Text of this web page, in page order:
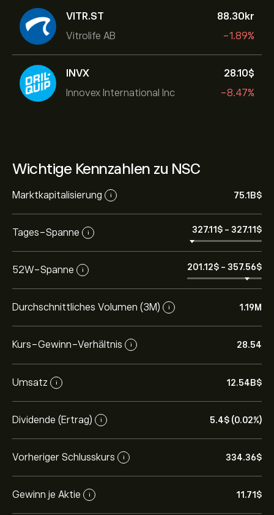
VITR.ST
Vitrolife AB
88.30‎kr‎
-1.89%
INVX
Innovex International Inc
28.10‎$‎
-8.47%
Wichtige Kennzahlen zu NSC
Marktkapitalisierung i 75.1B‎$‎
Tages-Spanne i 327.11‎$‎ - 327.11‎$‎
52W-Spanne i 201.12‎$‎ - 357.56‎$‎
Durchschnittliches Volumen (3M) i 1.19M
Kurs-Gewinn-Verhältnis i 28.54
Umsatz i 12.54B‎$‎
Dividende (Ertrag) i 5.4‎$‎ (0.02%)
Vorheriger Schlusskurs i 334.36‎$‎
Gewinn je Aktie i 11.71‎$‎